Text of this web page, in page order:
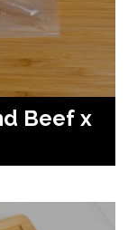
Beef x